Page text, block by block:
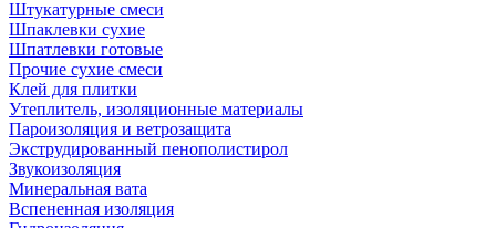
Штукатурные смеси
Шпаклевки сухие
Шпатлевки готовые
Прочие сухие смеси
Клей для плитки
Утеплитель, изоляционные материалы
Пароизоляция и ветрозащита
Экструдированный пенополистирол
Звукоизоляция
Минеральная вата
Вспененная изоляция